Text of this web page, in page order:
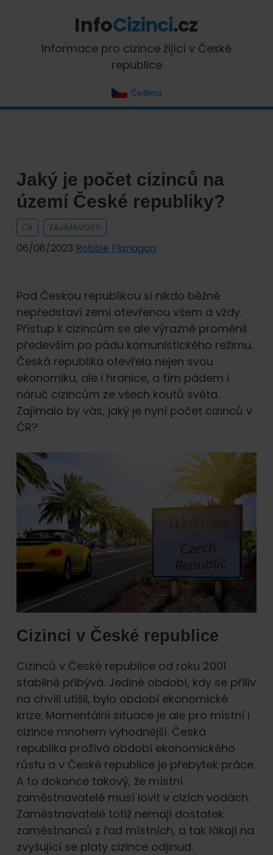
primary
navigation
content
primaryInfoCizinci.cz
Informace pro cizince žijící v České
republice
Čeština
Jaký je počet cizinců na
území České republiky?
ČR ZAJÍMAVOSTI
06/08/2023 Robbie Flanagan
Pod Českou republikou si nikdo běžně
nepředstaví zemi otevřenou všem a vždy.
Přístup k cizincům se ale výrazně proměnil
především po pádu komunistického režimu.
Česká republika otevřela nejen svou
ekonomiku, ale i hranice, a tím pádem i
náruč cizincům ze všech koutů světa.
Zajímalo by vás, jaký je nyní počet cizinců v
ČR?
Cizinci v České republice
Cizinců v České republice od roku 2001
stabilně přibývá. Jediné období, kdy se příliv
na chvíli utišil, bylo období ekonomické
krize. Momentální situace je ale pro místní i
cizince mnohem výhodnější. Česká
republika prožívá období ekonomického
růstu a v České republice je přebytek práce.
A to dokonce takový, že místní
zaměstnavatelé musí lovit v cizích vodách.
Zaměstnavatelé totiž nemají dostatek
zaměstnanců z řad místních, a tak lákají na
zvyšující se platy cizince odjinud.